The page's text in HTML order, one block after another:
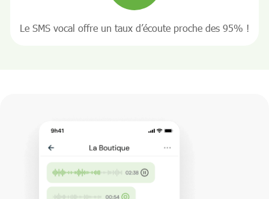
Le SMS vocal offre un taux d’écoute proche des 95% !